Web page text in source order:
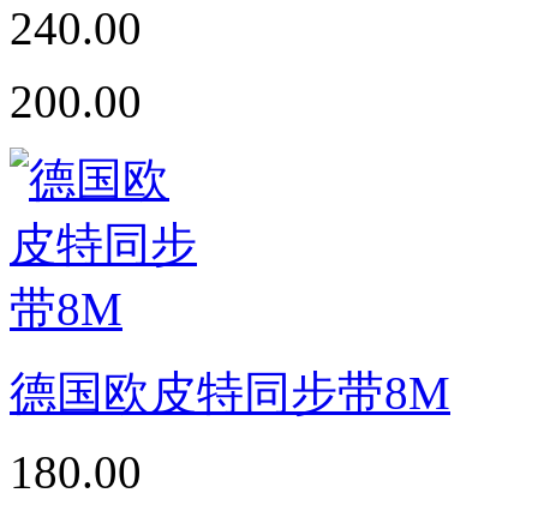
240.00
200.00
德国欧皮特同步带8M
180.00